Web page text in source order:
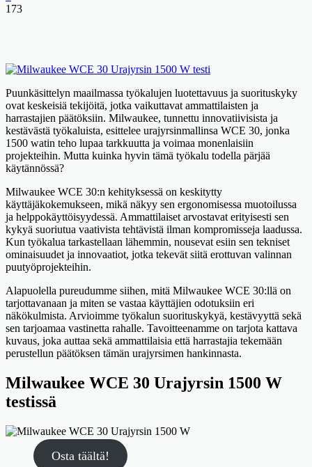
173
Puunkäsittelyn maailmassa työkalujen luotettavuus ja suorituskyky
ovat keskeisiä tekijöitä, jotka vaikuttavat ammattilaisten ja
harrastajien päätöksiin. Milwaukee, tunnettu innovatiivisista ja
kestävästä työkaluista, esittelee urajyrsinmallinsa WCE 30, jonka
1500 watin teho lupaa tarkkuutta ja voimaa monenlaisiin
projekteihin. Mutta kuinka hyvin tämä työkalu todella pärjää
käytännössä?
Milwaukee WCE 30:n kehityksessä on keskitytty
käyttäjäkokemukseen, mikä näkyy sen ergonomisessa muotoilussa
ja helppokäyttöisyydessä. Ammattilaiset arvostavat erityisesti sen
kykyä suoriutua vaativista tehtävistä ilman kompromisseja laadussa.
Kun työkalua tarkastellaan lähemmin, nousevat esiin sen tekniset
ominaisuudet ja innovaatiot, jotka tekevät siitä erottuvan valinnan
puutyöprojekteihin.
Alapuolella pureudumme siihen, mitä Milwaukee WCE 30:llä on
tarjottavanaan ja miten se vastaa käyttäjien odotuksiin eri
näkökulmista. Arvioimme työkalun suorituskykyä, kestävyyttä sekä
sen tarjoamaa vastinetta rahalle. Tavoitteenamme on tarjota kattava
kuvaus, joka auttaa sekä ammattilaisia että harrastajia tekemään
perustellun päätöksen tämän urajyrsimen hankinnasta.
Milwaukee WCE 30 Urajyrsin 1500 W
testissä
Osta täältä!